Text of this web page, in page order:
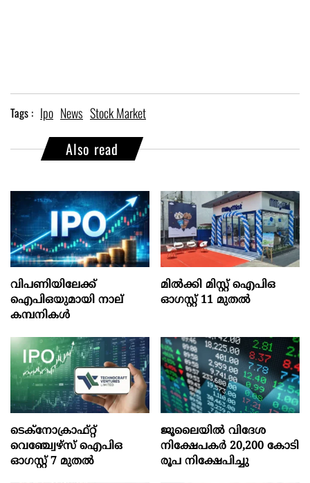
Tags : Ipo News Stock Market
Also read
വിപണിയിലേക്ക്
ഐപിഒയുമായി നാല്
കമ്പനികൾ
മില്‍ക്കി മിസ്റ്റ്‌ ഐപിഒ
ഓഗസ്റ്റ്‌ 11 മുതല്‍
ടെക്‌നോക്രാഫ്‌റ്റ്‌
വെഞ്ച്വേഴ്‌സ്‌ ഐപിഒ
ഓഗസ്റ്റ്‌ 7 മുതല്‍
ജൂലൈയില്‍ വിദേശ
നിക്ഷേപകര്‍ 20,200 കോടി
രൂപ നിക്ഷേപിച്ചു